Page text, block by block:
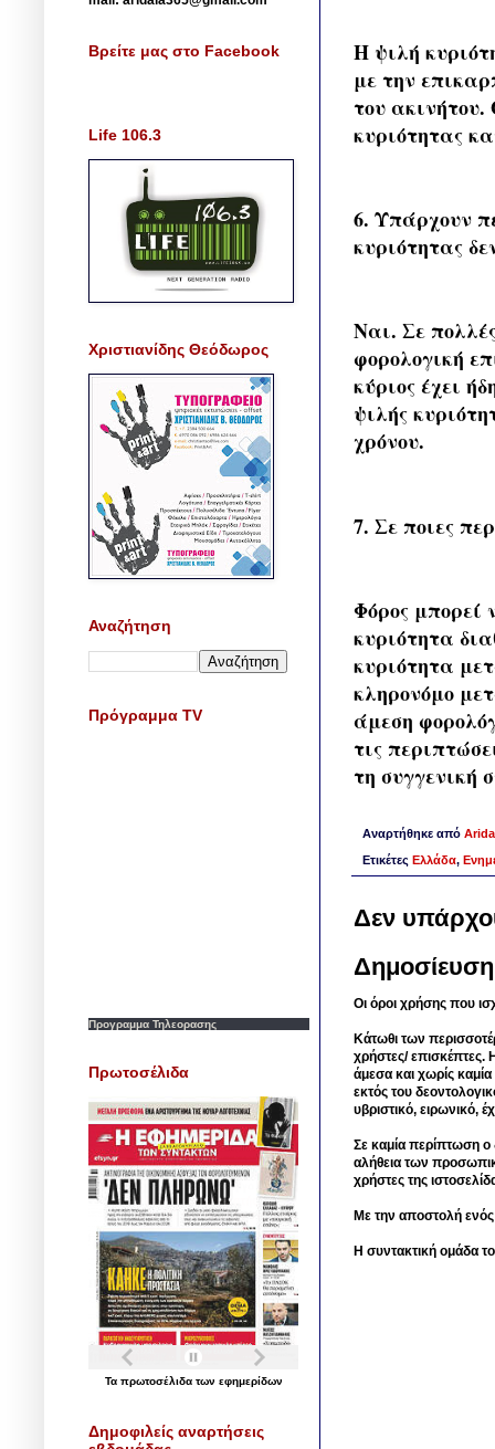
Η ψιλή
με την
του
κυριότητας
6. Υπάρχουν
κυριότητας
Ναι. Σε
φορολογική
κύριος έχει
ψιλής
χρόνου.
7. Σε ποιες
Φόρος μπορεί
κυριότητα
κυριότητα
κληρονόμο
άμεση
τις
τη συγγενική
Αναρτήθηκε από
Ετικέτες Ελλάδα,
Δεν
Οι όροι χρήσης που
Κάτωθι των
χρήστες/ επισκέπτες.
άμεσα και χωρίς
εκτός του
υβριστικό, ειρωνικό,
Σε καμία περίπτωση ο
αλήθεια των
χρήστες της
Με την αποστολή
Η συντακτική ομάδα
Βρείτε μας στο Facebook
Life 106.3
Χριστιανίδης Θεόδωρος
Αναζήτηση
Πρόγραμμα TV
Προγραμμα Τηλεορασης
Πρωτοσέλιδα
Τα πρωτοσέλιδα των εφημερίδων
Δημοφιλείς αναρτήσεις